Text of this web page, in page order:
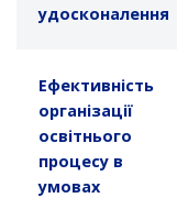
удосконалення
Ефективність
організації
освітнього
процесу в
умовах